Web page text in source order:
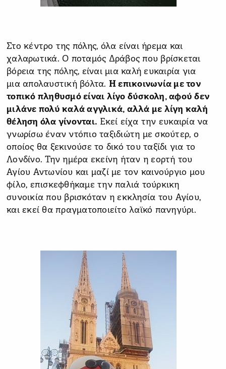
Στο κέντρο της πόλης, όλα είναι ήρεμα και
χαλαρωτικά. Ο ποταμός Δράβος που βρίσκεται
βόρεια της πόλης, είναι μια καλή ευκαιρία για
μια απολαυστική βόλτα. Η επικοινωνία με τον
τοπικό πληθυσμό είναι λίγο δύσκολη, αφού δεν
μιλάνε πολύ καλά αγγλικά, αλλά με λίγη καλή
θέληση όλα γίνονται. Εκεί είχα την ευκαιρία να
γνωρίσω έναν ντόπιο ταξιδιώτη με σκούτερ, ο
οποίος θα ξεκινούσε το δικό του ταξίδι για το
Λονδίνο. Την ημέρα εκείνη ήταν η εορτή του
Αγίου Αντωνίου και μαζί με τον καινούργιο μου
φίλο, επισκεφθήκαμε την παλιά τούρκικη
συνοικία που βρισκόταν η εκκλησία του Αγίου,
και εκεί θα πραγματοποιείτο λαϊκό πανηγύρι.